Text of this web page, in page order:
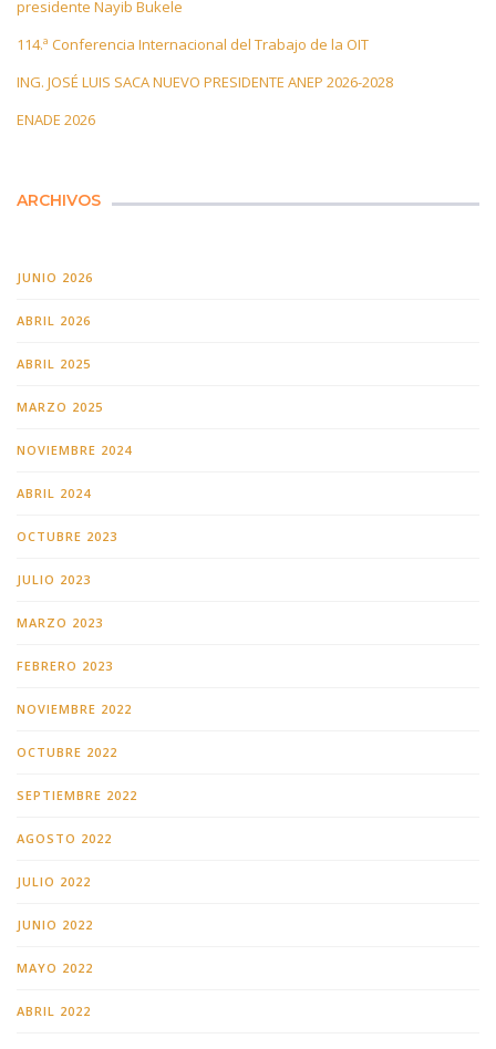
presidente Nayib Bukele
114.ª Conferencia Internacional del Trabajo de la OIT
ING. JOSÉ LUIS SACA NUEVO PRESIDENTE ANEP 2026-2028
ENADE 2026
ARCHIVOS
JUNIO 2026
ABRIL 2026
ABRIL 2025
MARZO 2025
NOVIEMBRE 2024
ABRIL 2024
OCTUBRE 2023
JULIO 2023
MARZO 2023
FEBRERO 2023
NOVIEMBRE 2022
OCTUBRE 2022
SEPTIEMBRE 2022
AGOSTO 2022
JULIO 2022
JUNIO 2022
MAYO 2022
ABRIL 2022